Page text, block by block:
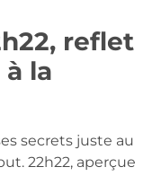
reflet
la
secrets juste au
22h22, aperçue